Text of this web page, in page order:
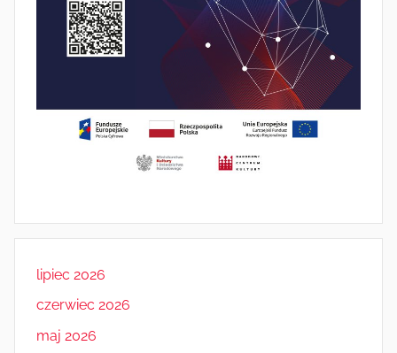
lipiec 2026
czerwiec 2026
maj 2026